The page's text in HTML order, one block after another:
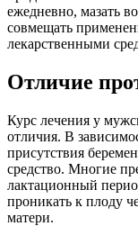
ежедневно, мазать
совмещать
лекарственными
Отличие
Курс лечения у
отличия. В
присутствия
средство. Многие
лактационный
проникать к плоду
матери.